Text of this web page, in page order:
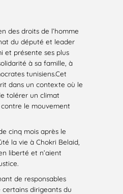
des droits de l’homme
du député et leader
et présente ses plus
à sa famille, à
tunisiens.Cet
dans un contexte où le
tolérer un climat
le mouvement
cinq mois après le
la vie à Chokri Belaid,
liberté et n’aient
de responsables
dirigeants du